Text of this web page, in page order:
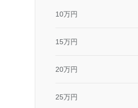
10万円
15万円
20万円
25万円